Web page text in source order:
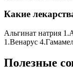
Какие
Альгинат натрия
1.Венарус
Полезные